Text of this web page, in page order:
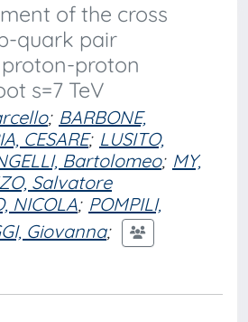
of the cross
quark pair
proton
s=7 TeV
; BARBONE,
CESARE; LUSITO,
Bartolomeo; MY,
Salvatore
NICOLA; POMPILI,
Giovanna;